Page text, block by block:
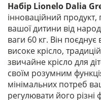
Набір Lionelo Dalia
інноваційний
вашої дитини від
ваги 60 кг. Він поєднує
високе крісло,
звичайне крісло для
своїм розумним
мінімальних потреб
регулювати його різні